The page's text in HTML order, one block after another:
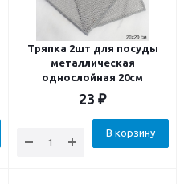
Тряпка 2шт для посуды
металлическая
однослойная 20см
23 ₽
В корзину